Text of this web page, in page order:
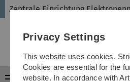
Zentrale Einrichtung
Menu
Privacy Settings
This website uses cookies.
Cookies are essential for the
website. In accordance with